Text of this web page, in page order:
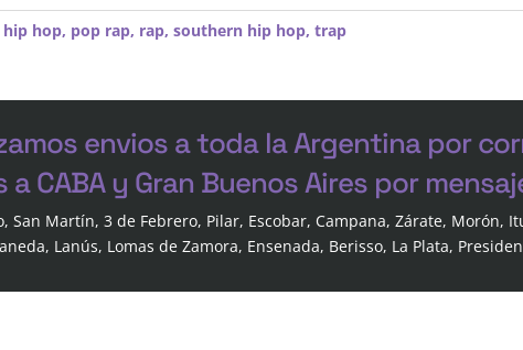
hip hop, pop rap, rap,southern hip hop,trap
envios a toda la Argentina por
a CABA y Gran Buenos Aires por
San Martín, 3 de Febrero, Pilar, Escobar, Campana, Zárate, Morón,
Lanús, Lomas de Zamora, Ensenada, Berisso, La Plata,